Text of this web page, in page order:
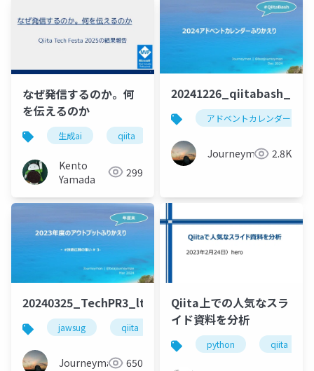
なぜ発信するのか。何
を伝えるのか
生成ai qiita
Kento
Yamada
299
アドベントカレンダー
Journeyman 2.8K
20240325_TechPR3_lt_beajouneyman
jawsug qiita 登壇 アウトプット
Journeyman 650
Qiita上での人気なスラ
イド資料を分析
python qiita